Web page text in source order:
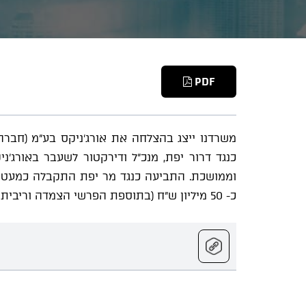
PDF
משרדנו ייצג בהצלחה את אורג'ניקס בע"מ
כנגד דרור יפת, מנכ"ל ודירקטור לשעבר
וממושכת. התביעה כנגד מר יפת התקבלה כמעט
כ- 50 מיליון ש"ח (בתוספת הפרשי הצמדה וריבית מ- 2015 – 67 מיליון ש"ח) והוצאות בגובה 800 אלף ש"ח.